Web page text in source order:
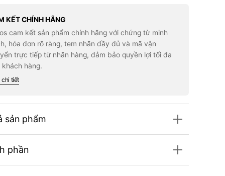
Khoáng
FORD
Hyaluronic
Energizing
Mist
KẾT CHÍNH HÃNG
cam kết sản phẩm chính hãng với chứng từ minh
hóa đơn rõ ràng, tem nhãn đầy đủ và mã vận
trực tiếp từ nhãn hàng, đảm bảo quyền lợi tối đa
khách hàng.
chi tiết
sản phẩm
phần